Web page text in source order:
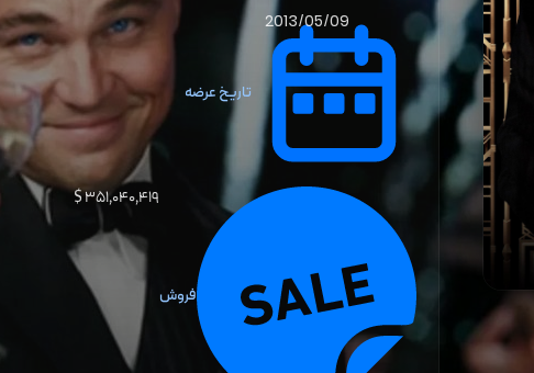
تاریخ عرضه
2013/05/09
فروش
۳۵۱٬۰۴۰٬۴۱۹ $